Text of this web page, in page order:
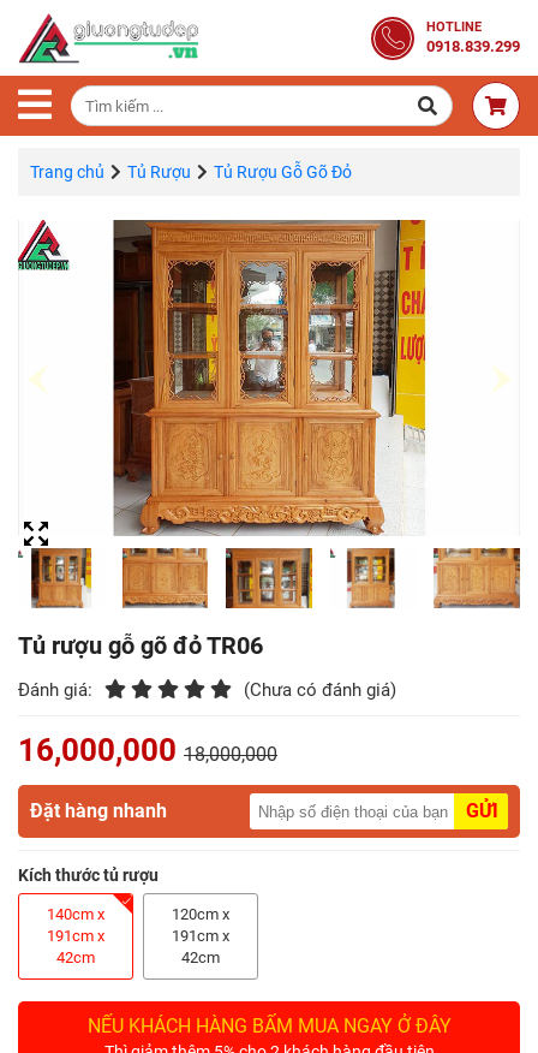
HOTLINE
0918.839.299
Trang
Chủ
Combo
Phòng
Ngủ
Giường
Gỗ
Trang
Điểm
Gỗ
Nệm
Ăn
Kệ
Tivi
Salon
Sofa
Trang chủ Tủ Rượu Tủ Rượu Gỗ Gõ Đỏ
Tủ rượu gỗ gõ đỏ TR06
Đánh giá: (Chưa có đánh giá)
16,000,000 18,000,000
Đặt hàng nhanh GỬI
Kích thước tủ rượu
140cm x
191cm x
42cm
120cm x
191cm x
42cm
NẾU KHÁCH HÀNG BẤM MUA NGAY Ở ĐÂY